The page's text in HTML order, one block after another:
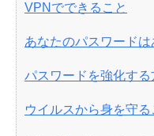
VPNでできること
あなたのパスワード
パスワードを強化する
ウイルスから身を守